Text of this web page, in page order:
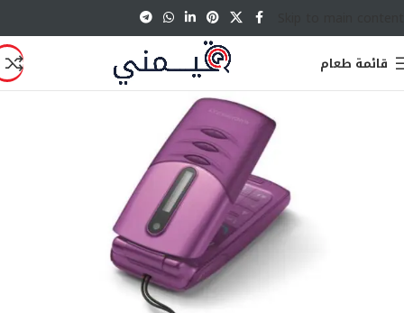
قائمة طعام